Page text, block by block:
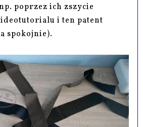
poprzez ich zszycie
i ten patent
spokojnie).